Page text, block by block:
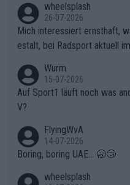
ganze Team auch mental
olg teilzuhaben, ist ihm ganz
chen weit über den Radsport
wheelsplash
26-07-2026
Mich interessiert ernsthaft,
estalt, bei Radsport aktuell
Wurm
15-07-2026
Auf Sport1 läuft noch was
V?
FlyingWvA
14-07-2026
Boring, boring UAE... 🥱😴
wheelsplash